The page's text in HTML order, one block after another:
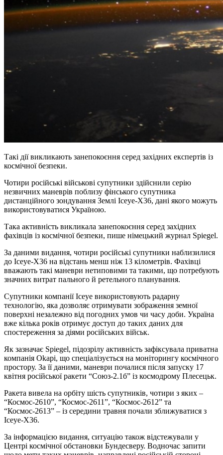
Такі дії викликають занепокоєння серед західних експертів із
космічної безпеки.
Чотири російські військові супутники здійснили серію
незвичних маневрів поблизу фінського супутника
дистанційного зондування Землі Iceye-X36, дані якого можуть
використовуватися Україною.
Така активність викликала занепокоєння серед західних
фахівців із космічної безпеки, пише німецький журнал Spiegel.
За даними видання, чотири російські супутники наблизилися
до Iceye-X36 на відстань менш ніж 13 кілометрів. Фахівці
вважають такі маневри нетиповими та такими, що потребують
значних витрат пального й ретельного планування.
Супутники компанії Iceye використовують радарну
технологію, яка дозволяє отримувати зображення земної
поверхні незалежно від погодних умов чи часу доби. Україна
вже кілька років отримує доступ до таких даних для
спостереження за діями російських військ.
Як зазначає Spiegel, підозрілу активність зафіксувала приватна
компанія Okapi, що спеціалізується на моніторингу космічного
простору. За її даними, маневри почалися після запуску 17
квітня російської ракети “Союз-2.1б” із космодрому Плесецьк.
Ракета вивела на орбіту шість супутників, чотири з яких –
“Космос-2610”, “Космос-2611”, “Космос-2612” та
“Космос-2613” – із середини травня почали зближуватися з
Iceye-X36.
За інформацією видання, ситуацію також відстежували у
Центрі космічної обстановки Бундесверу. Водночас запити